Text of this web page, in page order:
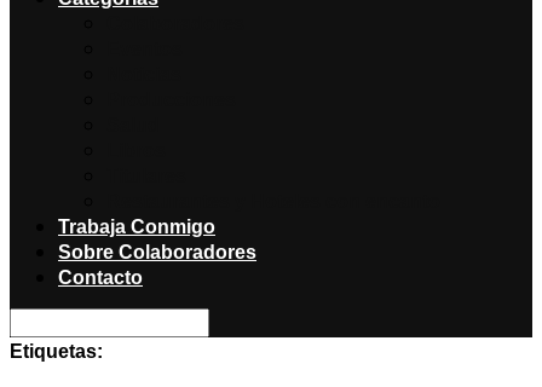
Trabaja Conmigo
Sobre Colaboradores
Contacto
Etiquetas: